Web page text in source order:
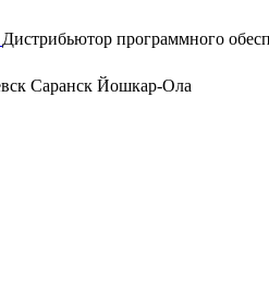
Дистрибьютор программного
Саранск Йошкар-Ола